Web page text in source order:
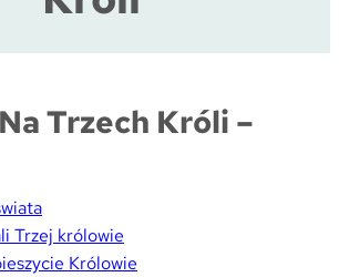
Trzech Króli –
Trzej królowie
Królowie